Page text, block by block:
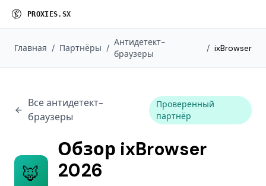
PROXI ES. SX
Главная / Партнёры /
Антидетект-
браузеры
/ ixBrowser
Все антидетект-
браузеры
Проверенный
партнёр
🦊
Обзор ixBrowser
2026